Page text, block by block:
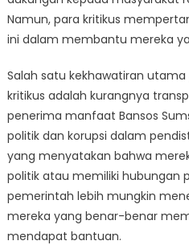
Namun, para kritikus
ini dalam membantu mereka
Salah satu kekhawatiran
kritikus adalah kurangnya
penerima manfaat Bansos
politik dan korupsi dalam
yang menyatakan bahwa
politik atau memiliki hubungan
pemerintah lebih mungkin
mereka yang benar-benar
mendapat bantuan.